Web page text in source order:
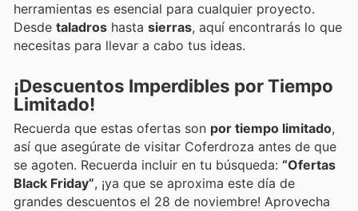
herramientas es esencial para cualquier proyecto.
Desde taladros hasta sierras, aquí encontrarás lo que
necesitas para llevar a cabo tus ideas.
¡Descuentos Imperdibles por Tiempo
Limitado!
Recuerda que estas ofertas son por tiempo limitado,
así que asegúrate de visitar Coferdroza antes de que
se agoten. Recuerda incluir en tu búsqueda: “Ofertas
Black Friday”, ¡ya que se aproxima este día de
grandes descuentos el 28 de noviembre! Aprovecha